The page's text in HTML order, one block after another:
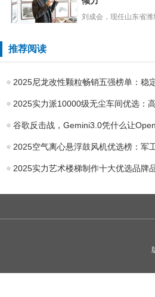
级网红
肩当笃行信心在
刘成会，现任山东省
推荐阅读
2025尼龙改性颗粒畅销五强榜单：稳
2025实力派10000级无尘车间优选：
谷歌反击战，Gemini3.0凭什么让Open
2025空气离心悬浮鼓风机优选榜：军
2025实力艺术楼梯制作十大优选品牌